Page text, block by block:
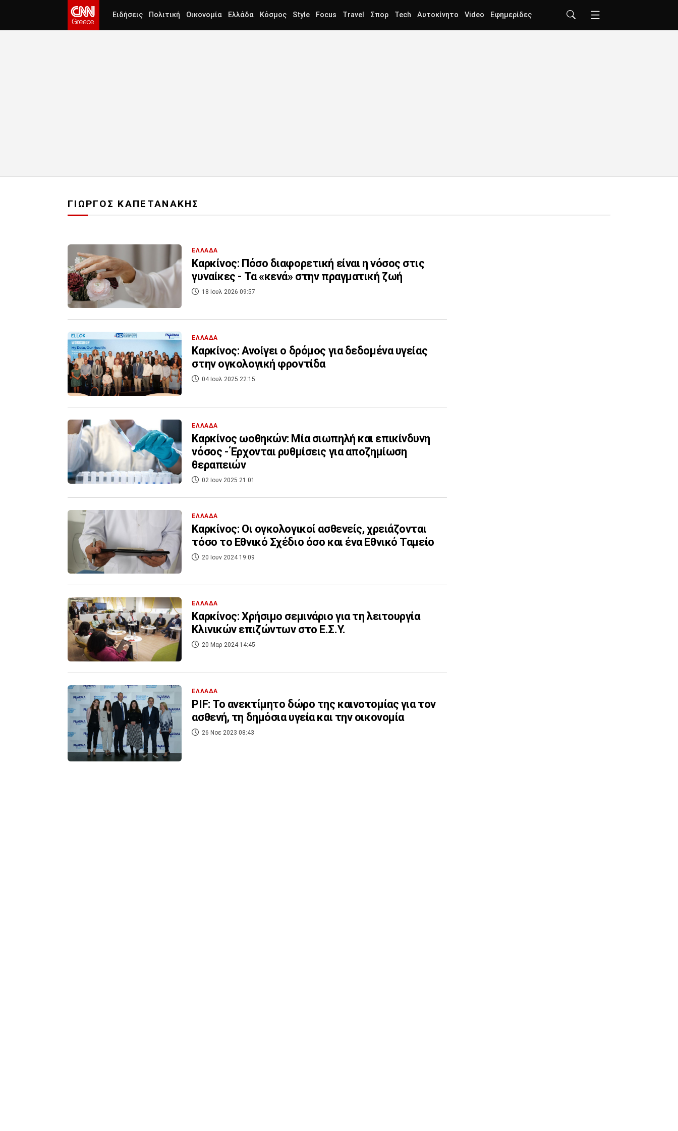
Ειδήσεις Πολιτική Οικονομία Ελλάδα Κόσμος Style Focus Travel Σπορ Tech Αυτοκίνητο Video Εφημερίδες
ΓΙΩΡΓΟΣ ΚΑΠΕΤΑΝΑΚΗΣ
ΕΛΛΑΔΑ
Καρκίνος: Πόσο διαφορετική είναι η νόσος στις
γυναίκες - Τα «κενά» στην πραγματική ζωή
18 Ιουλ 2026 09:57
ΕΛΛΑΔΑ
Καρκίνος: Ανοίγει ο δρόμος για δεδομένα υγείας
στην ογκολογική φροντίδα
04 Ιουλ 2025 22:15
ΕΛΛΑΔΑ
Καρκίνος ωοθηκών: Μία σιωπηλή και επικίνδυνη
νόσος - Έρχονται ρυθμίσεις για αποζημίωση
θεραπειών
02 Ιουν 2025 21:01
ΕΛΛΑΔΑ
Καρκίνος: Οι ογκολογικοί ασθενείς, χρειάζονται
τόσο το Εθνικό Σχέδιο όσο και ένα Εθνικό Ταμείο
20 Ιουν 2024 19:09
ΕΛΛΑΔΑ
Καρκίνος: Χρήσιμο σεμινάριο για τη λειτουργία
Κλινικών επιζώντων στο Ε.Σ.Υ.
20 Μαρ 2024 14:45
ΕΛΛΑΔΑ
PIF: Το ανεκτίμητο δώρο της καινοτομίας για τον
ασθενή, τη δημόσια υγεία και την οικονομία
26 Νοε 2023 08:43